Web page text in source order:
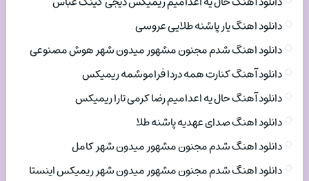
دانلود اهنگ یار پاشنه طلایی عروسی
دانلود اهنگ شدم مجنون مشهور میدون شهر هوش مصنوعی
دانلود آهنگ کنارت همه دردا فراموشمه ریمیکس
دانلود آهنگ حال یه اعدامیم رضا کرمی تارا ریمیکس
دانلود اهنگ صدای عهدیه پاشنه طلا
دانلود اهنگ شدم مجنون مشهور میدون شهر کامل
دانلود اهنگ شدم مجنون مشهور میدون شهر ریمیکس اینستا